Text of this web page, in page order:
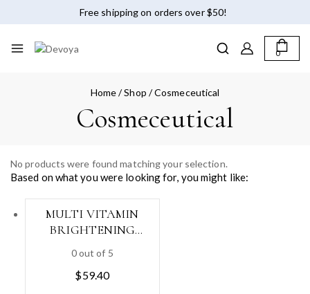
Free shipping on orders over $50!
0
Home/Shop /Cosmeceutical
Cosmeceutical
No products were found matching your selection.
Based on what you were looking for, you might like:
MULTI VITAMIN
BRIGHTENING
0out of 5
$59.40